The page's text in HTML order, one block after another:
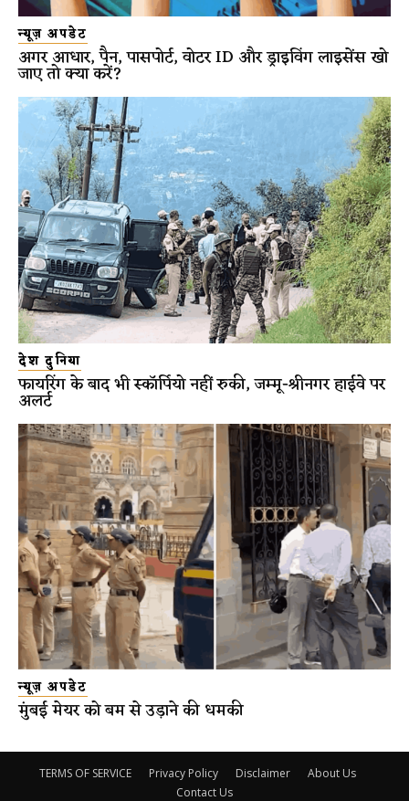
न्यूज़ अपडेट
अगर आधार, पैन, पासपोर्ट, वोटर ID और ड्राइविंग लाइसेंस खो
जाए तो क्या करें?
देश दुनिया
फायरिंग के बाद भी स्कॉर्पियो नहीं रुकी, जम्मू-श्रीनगर हाईवे पर
अलर्ट
न्यूज़ अपडेट
मुंबई मेयर को बम से उड़ाने की धमकी
TERMS OF SERVICE Privacy Policy Disclaimer
About Us
Contact Us